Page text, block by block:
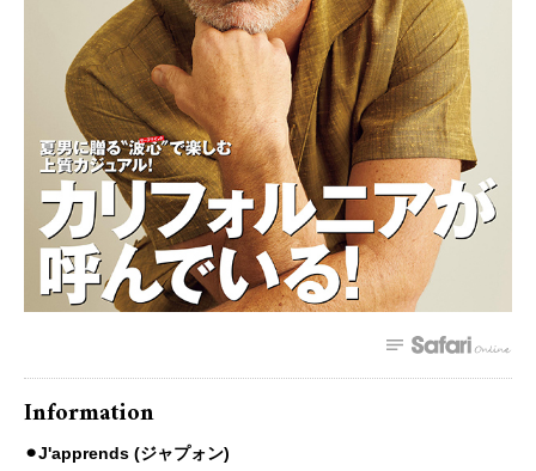
Information
⚫︎J'apprends (ジャプォン)